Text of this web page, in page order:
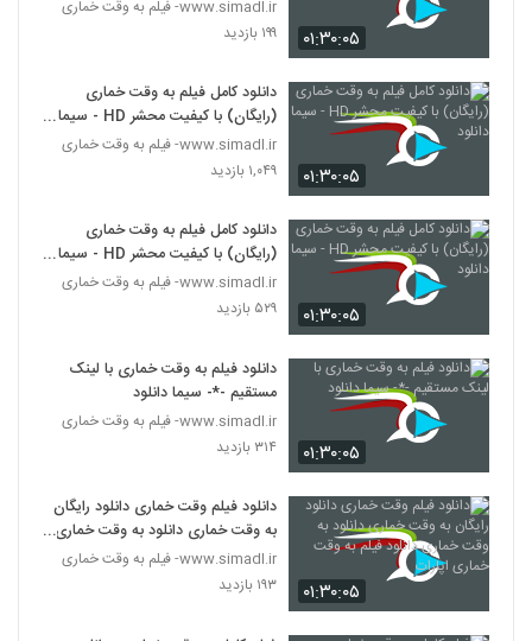
۰۱:۳۰:۰۵
www.simadl.ir- فیلم به وقت خماری
۱۹۹ بازدید
۰۱:۳۰:۰۵
دانلود کامل فیلم به وقت خماری
(رایگان) با کیفیت محشر HD - سیما
دانلود
www.simadl.ir- فیلم به وقت خماری
۱,۰۴۹ بازدید
۰۱:۳۰:۰۵
دانلود کامل فیلم به وقت خماری
(رایگان) با کیفیت محشر HD - سیما
دانلود
www.simadl.ir- فیلم به وقت خماری
۵۲۹ بازدید
۰۱:۳۰:۰۵
دانلود فیلم به وقت خماری با لینک
مستقیم -*- سیما دانلود
www.simadl.ir- فیلم به وقت خماری
۳۱۴ بازدید
۰۱:۳۰:۰۵
دانلود فیلم وقت خماری دانلود رایگان
به وقت خماری دانلود به وقت خماری
دانلود فیلم به وقت خماری اپارات
www.simadl.ir- فیلم به وقت خماری
۱۹۳ بازدید